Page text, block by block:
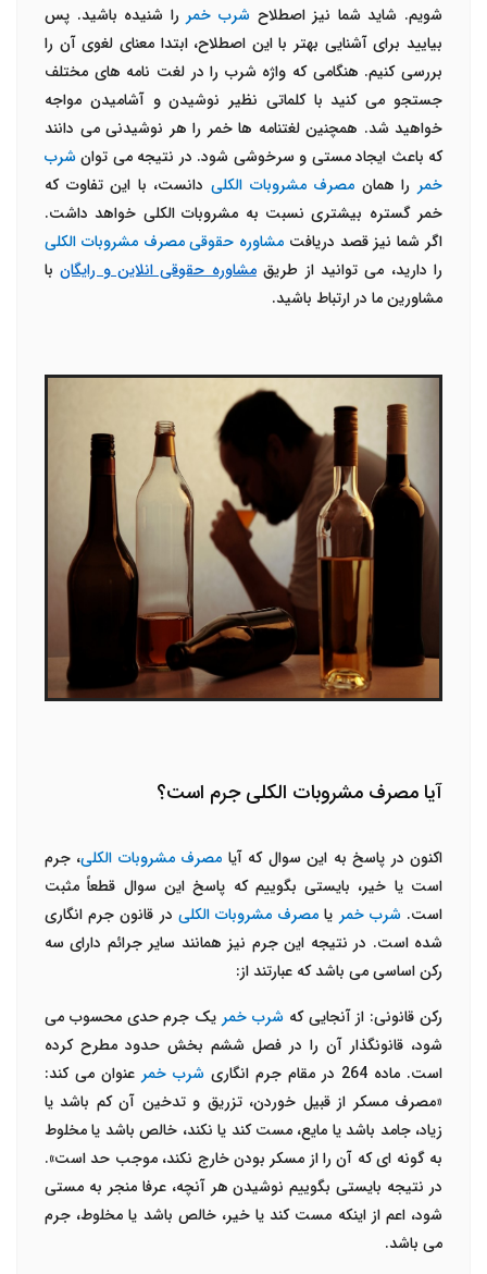
شویم. شاید شما نیز اصطلاح شرب خمر را شنیده باشید. پس
بیایید برای آشنایی بهتر با این اصطلاح، ابتدا معنای لغوی آن را
بررسی کنیم. هنگامی که واژه شرب را در لغت نامه های مختلف
جستجو می کنید با کلماتی نظیر نوشیدن و آشامیدن مواجه
خواهید شد. همچنین لغتنامه ها خمر را هر نوشیدنی می دانند
که باعث ایجاد مستی و سرخوشی شود. در نتیجه می توانشرب
خمر را همان مصرف مشروبات الکلی دانست، با این تفاوت که
خمر گستره بیشتری نسبت به مشروبات الکلی خواهد داشت.
اگر شما نیز قصد دریافت مشاوره حقوقی مصرف مشروبات الکلی
را دارید، می توانید از طریقمشاوره حقوقی انلاین و رایگانبا
مشاورین ما در ارتباط باشید.
آیا مصرف مشروبات الکلی جرم است؟
اکنون در پاسخ به این سوال که آیا مصرف مشروبات الکلی، جرم
است یا خیر، بایستی بگوییم که پاسخ این سوال قطعاً مثبت
است.شرب خمر یا مصرف مشروبات الکلی در قانون جرم انگاری
شده است. در نتیجه این جرم نیز همانند سایر جرائم دارای سه
رکن اساسی می باشد که عبارتند از:
رکن قانونی: از آنجایی کهشرب خمر یک جرم حدی محسوب می
شود، قانونگذار آن را در فصل ششم بخش حدود مطرح کرده
است. ماده 264 در مقام جرم انگاری
شرب خمر عنوان می کند:
«مصرف مسکر از قبیل خوردن، تزریق و تدخین آن کم باشد یا
زیاد، جامد باشد یا مایع، مست کند یا نکند، خالص باشد یا مخلوط
به گونه ای که آن را از مسکر بودن خارج نکند، موجب حد است».
در نتیجه بایستی بگوییم نوشیدن هر آنچه، عرفا منجر به مستی
شود، اعم از اینکه مست کند یا خیر، خالص باشد یا مخلوط، جرم
می باشد.